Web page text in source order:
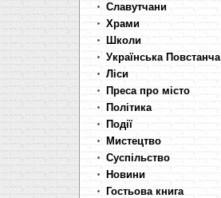
Славутчани
Храми
Школи
Українська Повстанча
Ліси
Преса про місто
Політика
Події
Мистецтво
Суспільство
Новини
Гостьова книга